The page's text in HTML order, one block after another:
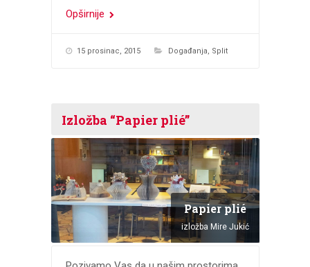
Opširnije
15 prosinac, 2015 Događanja, Split
Izložba “Papier plié”
Papier plié
izložba Mire Jukić